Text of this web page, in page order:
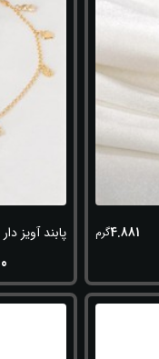
4.881گرم پابند آویز دار